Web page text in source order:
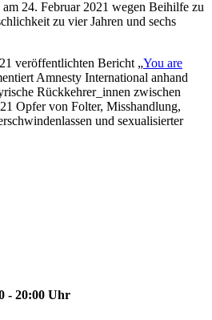
24. Februar 2021 wegen Beihilfe zu
zu vier Jahren und sechs
veröffentlichten Bericht „You are
Amnesty International anhand
Rückkehrer_innen zwischen
Opfer von Folter, Misshandlung,
und sexualisierter
- 20:00 Uhr